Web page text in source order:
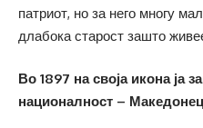
патриот, но за него многу
длабока старост зашто
Во 1897 на своја икона ја
националност – Македонец